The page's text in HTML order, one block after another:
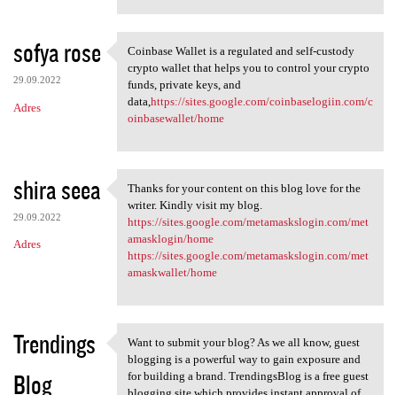
sofya rose
29.09.2022
Adres
Coinbase Wallet is a
Coinbase Wallet is a regulated and self-custody
crypto wallet that helps you to control your crypto
funds, private keys, and
data,https://sites.google.com/coinbaselogiin.com/c
oinbasewallet/home
shira seea
29.09.2022
Adres
Thanks for your content on
Thanks for your content on this blog love for the
writer. Kindly visit my blog.
https://sites.google.com/metamaskslogin.com/met
amasklogin/home
https://sites.google.com/metamaskslogin.com/met
amaskwallet/home
Trendings
Blog
Want to submit your blog? As
Want to submit your blog? As we all know, guest
blogging is a powerful way to gain exposure and
for building a brand. TrendingsBlog is a free guest